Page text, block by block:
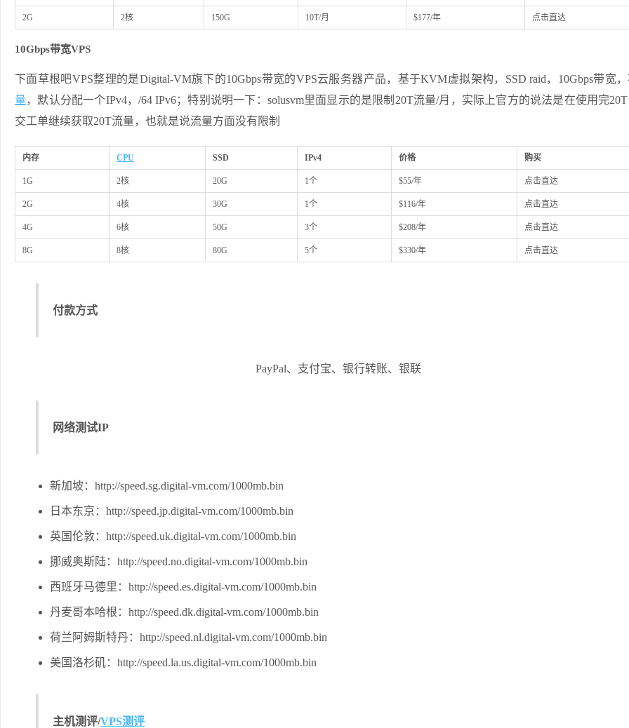
2G 2核 150G 10T/月 $177/年 点击直达
10Gbps带宽VPS
下面草根吧VPS整理的是Digital-VM旗下的10Gbps带宽的VPS云服务器产品，基于KVM虚拟架构，SSD raid，10Gbps带宽
量，默认分配一个IPv4，/64 IPv6；特别说明一下：solusvm里面显示的是限制20T流量/月，实际上官方的说法是在使用完
交工单继续获取20T流量，也就是说流量方面没有限制
内存 CPU SSD IPv4 价格 购买
1G 2核 20G 1个 $55/年 点击直达
2G 4核 30G 1个 $116/年 点击直达
4G 6核 50G 3个 $208/年 点击直达
8G 8核 80G 5个 $330/年 点击直达
付款方式
PayPal、支付宝、银行转账、银联
网络测试IP
新加坡：http://speed.sg.digital-vm.com/1000mb.bin
日本东京：http://speed.jp.digital-vm.com/1000mb.bin
英国伦敦：http://speed.uk.digital-vm.com/1000mb.bin
挪威奥斯陆：http://speed.no.digital-vm.com/1000mb.bin
西班牙马德里：http://speed.es.digital-vm.com/1000mb.bin
丹麦哥本哈根：http://speed.dk.digital-vm.com/1000mb.bin
荷兰阿姆斯特丹：http://speed.nl.digital-vm.com/1000mb.bin
美国洛杉矶：http://speed.la.us.digital-vm.com/1000mb.bin
主机测评/VPS测评